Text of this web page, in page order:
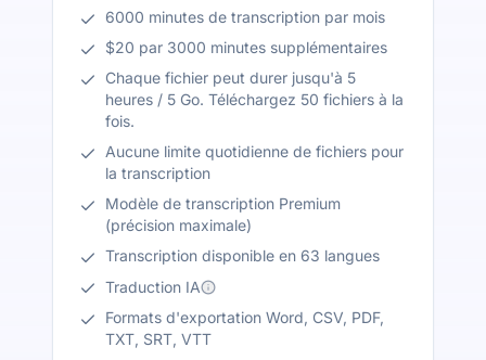
6000 minutes de transcription par mois
$20 par 3000 minutes supplémentaires
Chaque fichier peut durer jusqu'à 5
heures / 5 Go. Téléchargez 50 fichiers à la
fois.
Aucune limite quotidienne de fichiers pour
la transcription
Modèle de transcription Premium
(précision maximale)
Transcription disponible en 63 langues
Traduction IA
Formats d'exportation Word, CSV, PDF,
TXT, SRT, VTT